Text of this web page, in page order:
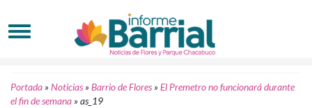
Portada »Noticias »Barrio de Flores »El Premetro no funcionará durante
el fin de semana »as_19